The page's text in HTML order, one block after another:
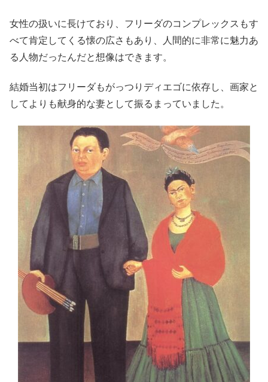
女性の扱いに長けており、フリーダのコンプレックスもす
べて肯定してくる懐の広さもあり、人間的に非常に魅力あ
る人物だったんだと想像はできます。
結婚当初はフリーダもがっつりディエゴに依存し、画家と
してよりも献身的な妻として振るまっていました。